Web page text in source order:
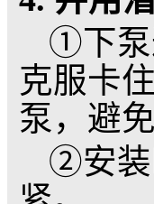
②能
绳（钢
③安
④扳